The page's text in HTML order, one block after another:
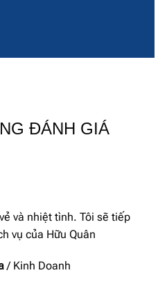
ĐÁNH GIÁ
và nhiệt tình. Tôi sẽ tiếp
vụ của Hữu Quân
/ Kinh Doanh